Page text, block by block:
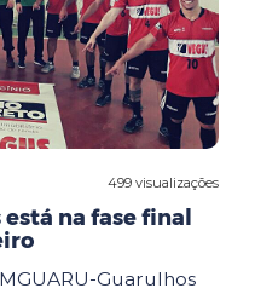
499 visualizações
está na fase final
Guarulhos